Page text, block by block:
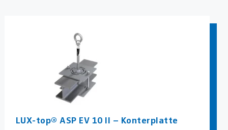
LUX-top® ASP EV 10 II – Konterplatte